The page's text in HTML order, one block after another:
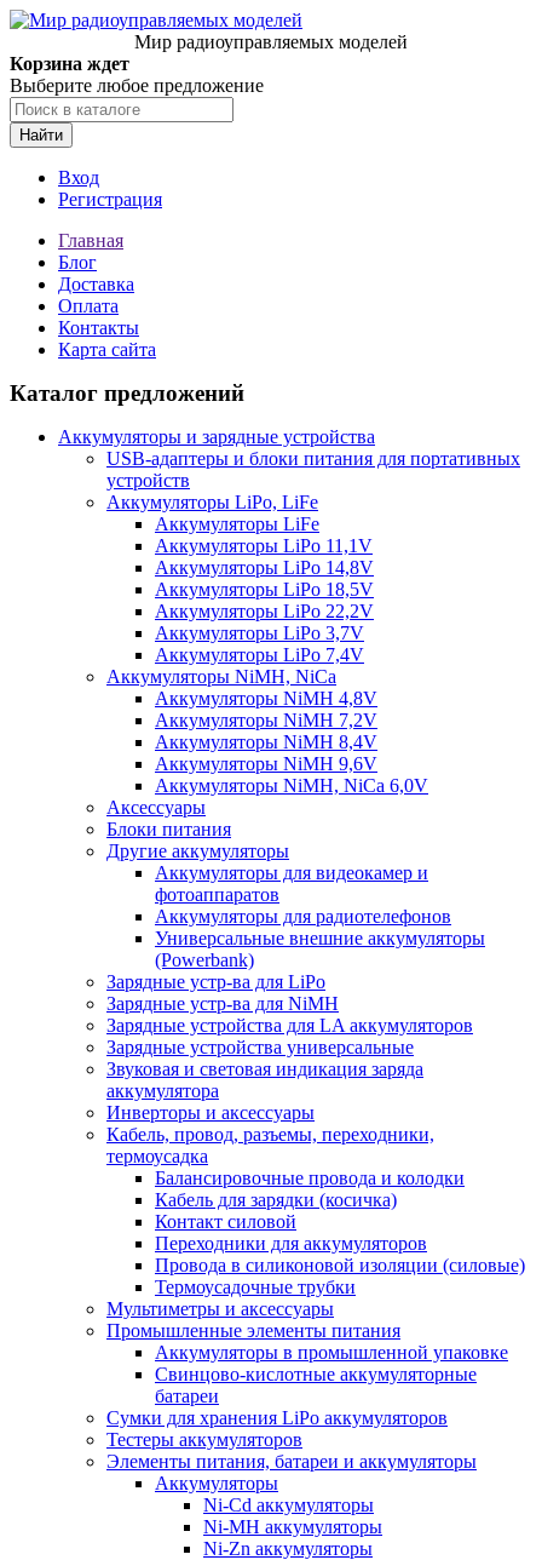
Мир радиоуправляемых моделей
Корзина ждет
Выберите любое предложение
Найти
Вход
Регистрация
Главная
Блог
Доставка
Оплата
Контакты
Карта сайта
Каталог предложений
Аккумуляторы и зарядные устройства
USB-адаптеры и блоки питания для портативных
устройств
Аккумуляторы LiPo, LiFe
Аккумуляторы LiFe
Аккумуляторы LiPo 11,1V
Аккумуляторы LiPo 14,8V
Аккумуляторы LiPo 18,5V
Аккумуляторы LiPo 22,2V
Аккумуляторы LiPo 3,7V
Аккумуляторы LiPo 7,4V
Аккумуляторы NiMH, NiCa
Аккумуляторы NiMH 4,8V
Аккумуляторы NiMH 7,2V
Аккумуляторы NiMH 8,4V
Аккумуляторы NiMH 9,6V
Аккумуляторы NiMH, NiCa 6,0V
Аксессуары
Блоки питания
Другие аккумуляторы
Аккумуляторы для видеокамер и
фотоаппаратов
Аккумуляторы для радиотелефонов
Универсальные внешние аккумуляторы
(Powerbank)
Зарядные устр-ва для LiPo
Зарядные устр-ва для NiMH
Зарядные устройства для LA аккумуляторов
Зарядные устройства универсальные
Звуковая и световая индикация заряда
аккумулятора
Инверторы и аксессуары
Кабель, провод, разъемы, переходники,
термоусадка
Балансировочные провода и колодки
Кабель для зарядки (косичка)
Контакт силовой
Переходники для аккумуляторов
Провода в силиконовой изоляции (силовые)
Термоусадочные трубки
Мультиметры и аксессуары
Промышленные элементы питания
Аккумуляторы в промышленной упаковке
Свинцово-кислотные аккумуляторные
батареи
Сумки для хранения LiPo аккумуляторов
Тестеры аккумуляторов
Элементы питания, батареи и аккумуляторы
Аккумуляторы
Ni-Cd аккумуляторы
Ni-MH аккумуляторы
Ni-Zn аккумуляторы